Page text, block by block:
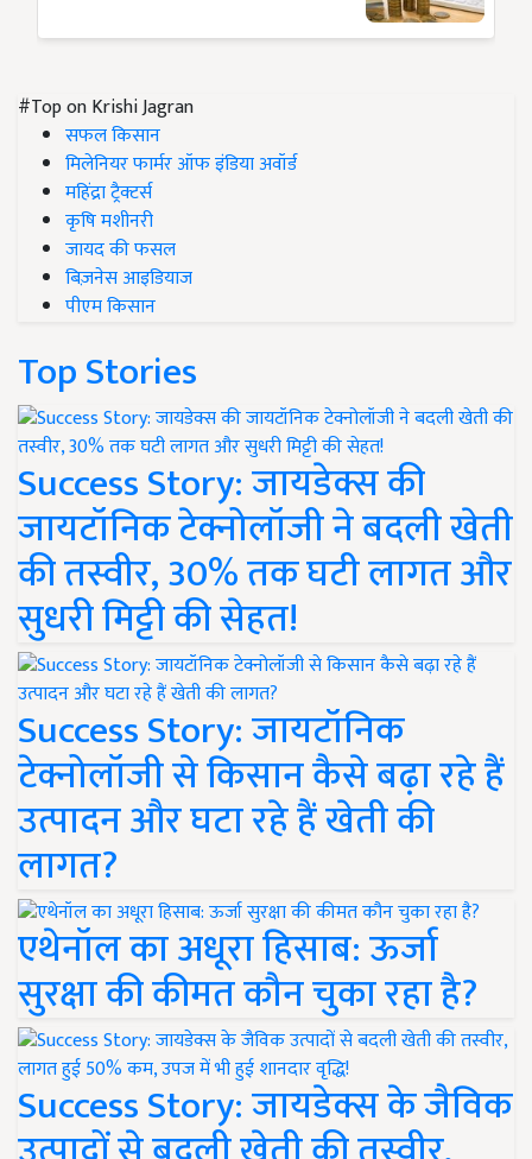
#Top on Krishi Jagran
सफल किसान
मिलेनियर फार्मर ऑफ इंडिया अवॉर्ड
महिंद्रा ट्रैक्टर्स
कृषि मशीनरी
जायद की फसल
बिज़नेस आइडियाज
पीएम किसान
Top Stories
Success Story: जायडेक्स की
जायटॉनिक टेक्नोलॉजी ने बदली खेती
की तस्वीर, 30% तक घटी लागत और
सुधरी मिट्टी की सेहत!
Success Story: जायटॉनिक
टेक्नोलॉजी से किसान कैसे बढ़ा रहे हैं
उत्पादन और घटा रहे हैं खेती की
लागत?
एथेनॉल का अधूरा हिसाब: ऊर्जा
सुरक्षा की कीमत कौन चुका रहा है?
Success Story: जायडेक्स के जैविक